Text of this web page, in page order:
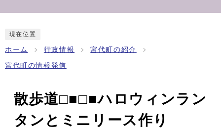
現在位置
ホーム 行政情報 宮代町の紹介
宮代町の情報発信
散歩道□■□■ハロウィンラン
タンとミニリース作り